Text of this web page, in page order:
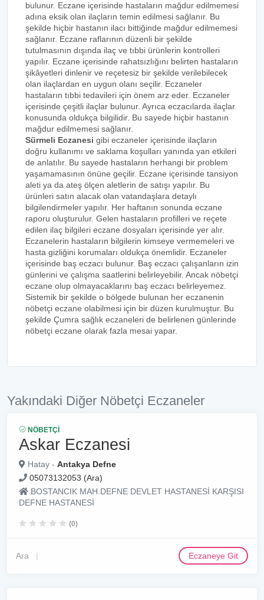
bulunur. Eczane içerisinde hastaların mağdur edilmemesi
adına eksik olan ilaçların temin edilmesi sağlanır. Bu
şekilde hiçbir hastanın ilacı bittiğinde mağdur edilmemesi
sağlanır. Eczane raflarının düzenli bir şekilde
tutulmasının dışında ilaç ve tıbbi ürünlerin kontrolleri
yapılır. Eczane içerisinde rahatsızlığını belirten hastaların
şikâyetleri dinlenir ve reçetesiz bir şekilde verilebilecek
olan ilaçlardan en uygun olanı seçilir. Eczaneler
hastaların tıbbi tedavileri için önem arz eder. Eczaneler
içerisinde çeşitli ilaçlar bulunur. Ayrıca eczacılarda ilaçlar
konusunda oldukça bilgilidir. Bu sayede hiçbir hastanın
mağdur edilmemesi sağlanır.
Sürmeli Eczanesi gibi eczaneler içerisinde ilaçların
doğru kullanımı ve saklama koşulları yanında yan etkileri
de anlatılır. Bu sayede hastaların herhangi bir problem
yaşamamasının önüne geçilir. Eczane içerisinde tansiyon
aleti ya da ateş ölçen aletlerin de satışı yapılır. Bu
ürünleri satın alacak olan vatandaşlara detaylı
bilgilendirmeler yapılır. Her haftanın sonunda eczane
raporu oluşturulur. Gelen hastaların profilleri ve reçete
edilen ilaç bilgileri eczane dosyaları içerisinde yer alır.
Eczanelerin hastaların bilgilerin kimseye vermemeleri ve
hasta gizliğini korumaları oldukça önemlidir. Eczaneler
içerisinde baş eczacı bulunur. Baş eczacı çalışanların izin
günlerini ve çalışma saatlerini belirleyebilir. Ancak nöbetçi
eczane olup olmayacaklarını baş eczacı belirleyemez.
Sistemik bir şekilde o bölgede bulunan her eczanenin
nöbetçi eczane olabilmesi için bir düzen kurulmuştur. Bu
şekilde Çumra sağlık eczaneleri de belirlenen günlerinde
nöbetçi eczane olarak fazla mesai yapar.
Yakındaki Diğer Nöbetçi Eczaneler
NÖBETÇI
Askar Eczanesi
Hatay - Antakya Defne
05073132053 (Ara)
BOSTANCIK MAH.DEFNE DEVLET HASTANESİ KARŞISI
DEFNE HASTANESİ
(0)
Ara Eczaneye Git